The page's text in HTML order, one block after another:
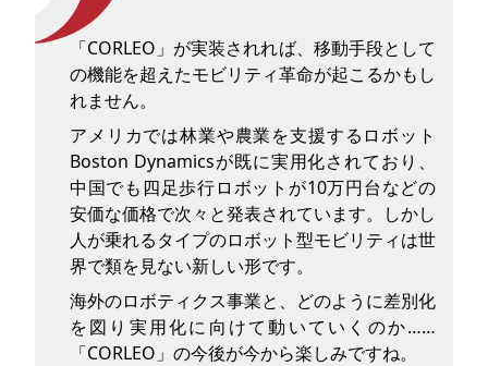
「CORLEO」が実装されれば、移動手段として
の機能を超えたモビリティ革命が起こるかもし
れません。
アメリカでは林業や農業を支援するロボット
Boston Dynamicsが既に実用化されており、
中国でも四足歩行ロボットが10万円台などの
安価な価格で次々と発表されています。しかし
人が乗れるタイプのロボット型モビリティは世
界で類を見ない新しい形です。
海外のロボティクス事業と、どのように差別化
を図り実用化に向けて動いていくのか……
「CORLEO」の今後が今から楽しみですね。